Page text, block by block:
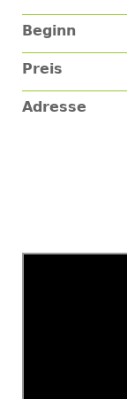
Beginn
Preis
Adresse